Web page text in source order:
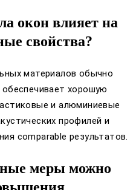
окон влияет на
свойства?
материалов обычно
хорошую
и алюминиевые
профилей и
comparable результатов.
меры можно